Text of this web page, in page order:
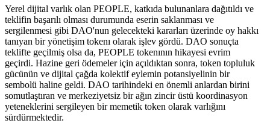
Yerel dijital varlık olan PEOPLE, katkıda bulunanlara dağıtıldı ve
teklifin başarılı olması durumunda eserin saklanması ve
sergilenmesi gibi DAO'nun gelecekteki kararları üzerinde oy hakkı
tanıyan bir yönetişim tokenı olarak işlev gördü. DAO sonuçta
teklifte geçilmiş olsa da, PEOPLE tokenının hikayesi evrim
geçirdi. Hazine geri ödemeler için açıldıktan sonra, token topluluk
gücünün ve dijital çağda kolektif eylemin potansiyelinin bir
sembolü haline geldi. DAO tarihindeki en önemli anlardan birini
somutlaştıran ve merkeziyetsiz bir ağın zincir üstü koordinasyon
yeteneklerini sergileyen bir memetik token olarak varlığını
sürdürmektedir.